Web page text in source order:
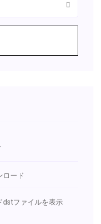
ロード
dstファイルを表示